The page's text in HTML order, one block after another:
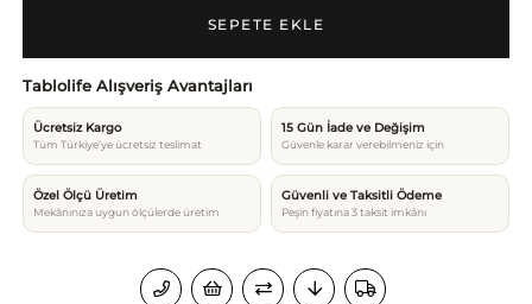
Tablolife Alışveriş Avantajları
Ücretsiz Kargo
Tüm Türkiye’ye ücretsiz teslimat
15 Gün İade ve Değişim
Güvenle karar verebilmeniz için
Özel Ölçü Üretim
Mekânınıza uygun ölçülerde üretim
Güvenli ve Taksitli Ödeme
Peşin fiyatına 3 taksit imkânı